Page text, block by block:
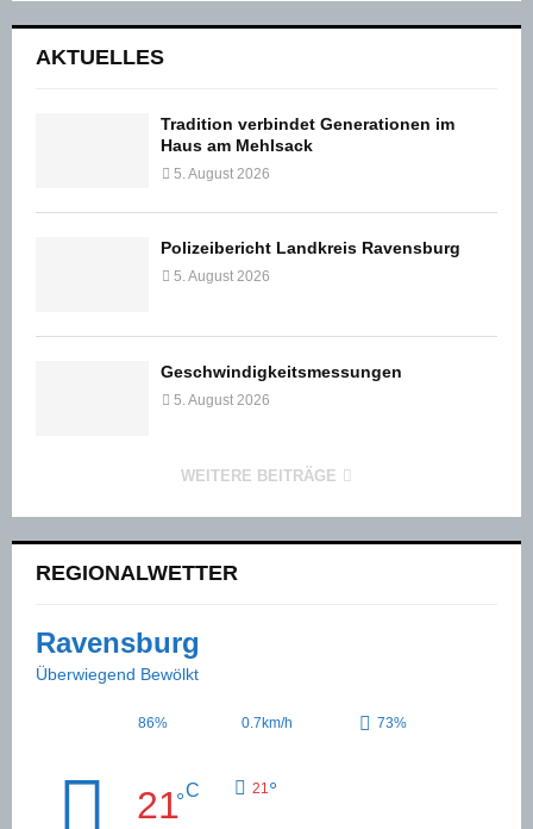
AKTUELLES
Tradition verbindet Generationen im
Haus am Mehlsack
5. August 2026
Polizeibericht Landkreis Ravensburg
5. August 2026
Geschwindigkeitsmessungen
5. August 2026
WEITERE BEITRÄGE
REGIONALWETTER
Ravensburg
Überwiegend Bewölkt
86% 0.7km/h 73%
21°C 21°